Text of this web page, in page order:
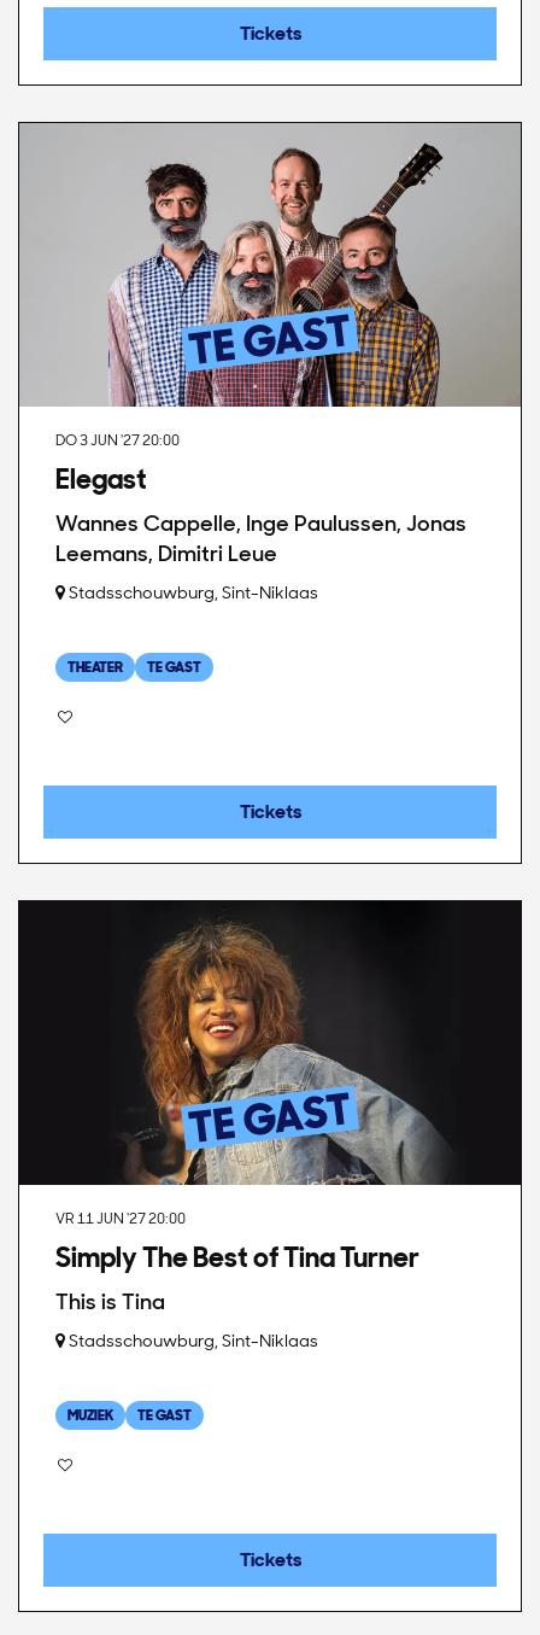
Tickets
Elegast
Wannes Cappelle, Inge Paulussen, Jonas
Leemans, Dimitri Leue
DO 3 JUN '2720:00
Stadsschouwburg, Sint-Niklaas
THEATER TE GAST
Tickets
Simply The Best of Tina Turner
This is Tina
VR 11 JUN '2720:00
Stadsschouwburg, Sint-Niklaas
MUZIEK TE GAST
Tickets